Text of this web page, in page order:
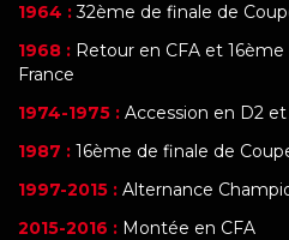
1964 :32ème de finale de
1968 : Retour en CFA et
France
1974-1975 : Accession en D2
1987 : 16ème de finale de
1997-2015 : Alternance
2015-2016 : Montée en CFA